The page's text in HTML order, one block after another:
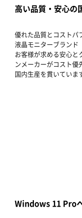
高い品質・安心の
優れた品質とコストパ
液晶モニターブランド
お客様が求める安心と
ンメーカーがコスト
国内生産を貫いていま
Windows 11 Pro